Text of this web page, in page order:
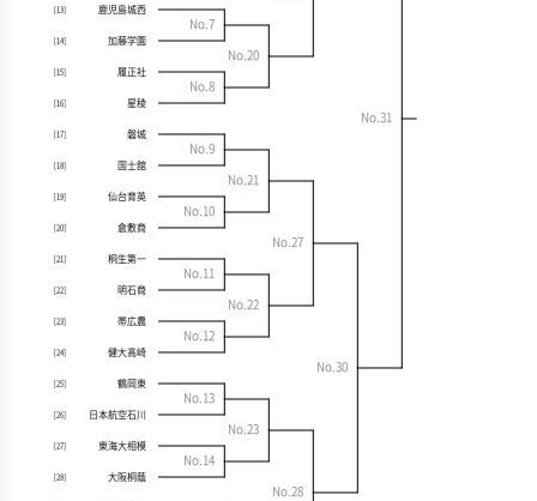
No.7
No.8
No.9
No.10
No.11
No.12
No.13
No.14
No.20
No.21
No.22
No.23
No.27
No.28
No.30
No.31
[13]
[14]
[15]
[16]
[17]
[18]
[19]
[20]
[21]
[22]
[23]
[24]
[25]
[26]
[27]
[28]
鹿児島城西
加藤学園
履正社
星稜
磐城
国士舘
仙台育英
倉敷商
桐生第一
明石商
帯広農
健大高崎
鶴岡東
日本航空石川
東海大相模
大阪桐蔭